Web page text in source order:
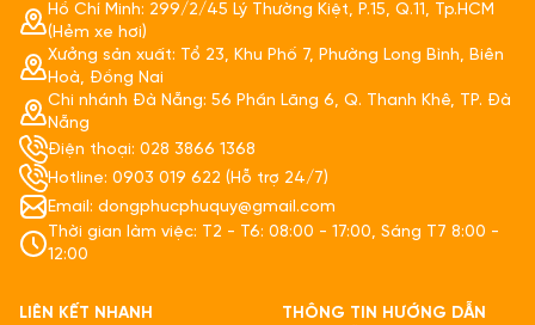
Hồ Chí Minh: 299/2/45 Lý Thường Kiệt, P.15, Q.11, Tp.HCM
(Hẻm xe hơi)
Xưởng sản xuất: Tổ 23, Khu Phố 7, Phường Long Bình, Biên
Hoà, Đồng Nai
Chi nhánh Đà Nẵng: 56 Phần Lăng 6, Q. Thanh Khê, TP. Đà
Nẵng
Điện thoại: 028 3866 1368
Hotline: 0903 019 622 (Hỗ trợ 24/7)
Email: dongphucphuquy@gmail.com
Thời gian làm việc: T2 - T6: 08:00 - 17:00, Sáng T7 8:00 -
12:00
LIÊN KẾT NHANH
THÔNG TIN HƯỚNG DẪN